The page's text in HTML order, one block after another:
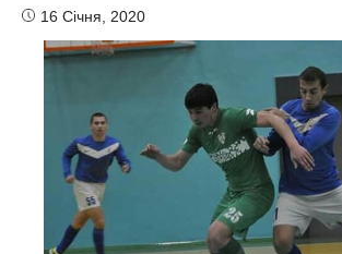
16 Січня, 2020